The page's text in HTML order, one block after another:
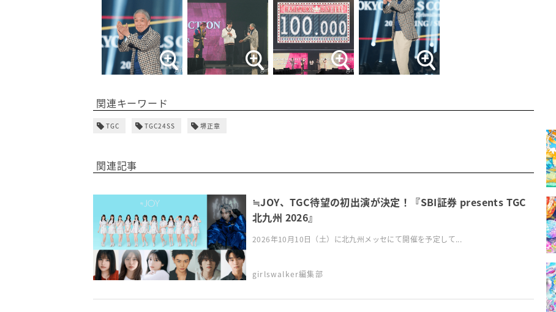
関連キーワード
TGC TGC24SS 堺正章
関連記事
≒JOY、TGC待望の初出演が決定！『SBI証券 presents TGC
北九州 2026』
2026年10月10日（土）に北九州メッセにて開催を予定して...
girlswalker編集部